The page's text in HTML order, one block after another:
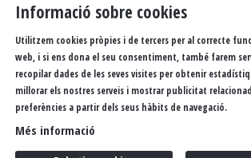
Matins: de dilluns a dissabte, de 10 a 13.30 h
Accessibilitat Política de privacitat
Avís Legal
Ús de Cookies FAQS Butlletí
Informació sobre cookies
Utilitzem cookies pròpies i de tercers per al correcte
web, i si ens dona el seu consentiment, també farem
recopilar dades de les seves visites per obtenir
millorar els nostres serveis i mostrar publicitat
preferències a partir dels seus hàbits de navegació.
Més informació